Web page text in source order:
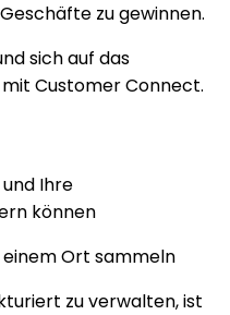
zu gewinnen.
sich auf das
Customer Connect.
Ihre
können
Ort sammeln
zu verwalten, ist